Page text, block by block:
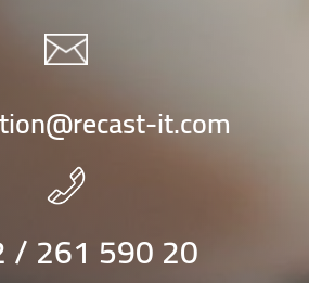
it.com
/ 261 590 20